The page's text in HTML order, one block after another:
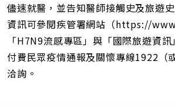
儘速就醫，並告知醫師接觸史及旅遊
資訊可參閱疾管署網站（https://
「H7N9流感專區」與「國際旅遊資
付費民眾疫情通報及關懷專線1922（
洽詢。